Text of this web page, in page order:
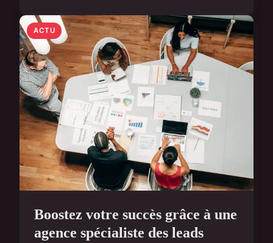
ACTU
Boostez votre succès grâce à une
agence spécialiste des leads